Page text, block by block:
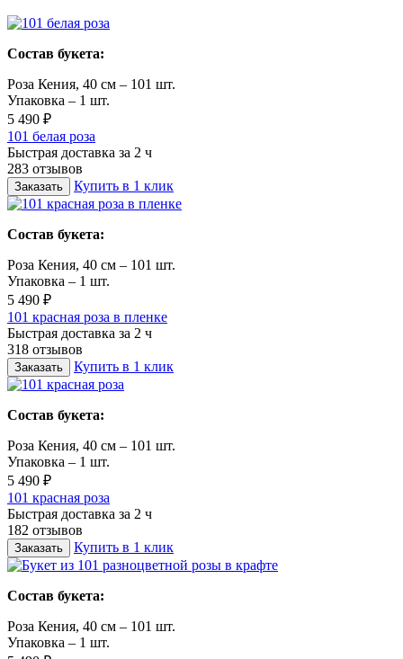
Состав букета:
Роза Кения, 40 см – 101 шт.
Упаковка – 1 шт.
5 490 ₽
101 белая роза
Быстрая доставка за 2 ч
283 отзывов
Заказать Купить в 1 клик
Состав букета:
Роза Кения, 40 см – 101 шт.
Упаковка – 1 шт.
5 490 ₽
101 красная роза в пленке
Быстрая доставка за 2 ч
318 отзывов
Заказать Купить в 1 клик
Состав букета:
Роза Кения, 40 см – 101 шт.
Упаковка – 1 шт.
5 490 ₽
101 красная роза
Быстрая доставка за 2 ч
182 отзывов
Заказать Купить в 1 клик
Состав букета:
Роза Кения, 40 см – 101 шт.
Упаковка – 1 шт.